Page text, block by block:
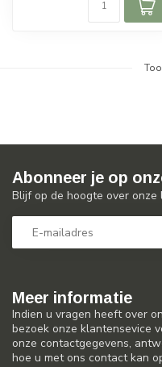
Meer informatie
Indien u vragen heeft over
bezoek onze klantensevice
onze contactgegevens,
hoe u met ons contact kan
Abonneer je op
Blijf op de hoogte over onze